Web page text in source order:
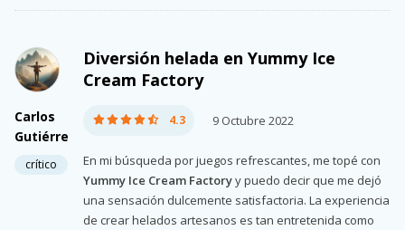
Carlos
Gutiérre
crítico
Diversión helada en Yummy Ice
Cream Factory
4.3 9 Octubre 2022
En mi búsqueda por juegos refrescantes, me topé con
Yummy Ice Cream Factoryy puedo decir que me dejó
una sensación dulcemente satisfactoria. La experiencia
de crear helados artesanos es tan entretenida como